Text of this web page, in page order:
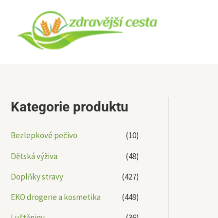
obsah
Kategorie produktu
Bezlepkové pečivo
(10)
Dětská výživa
(48)
Doplňky stravy
(427)
EKO drogerie a kosmetika
(449)